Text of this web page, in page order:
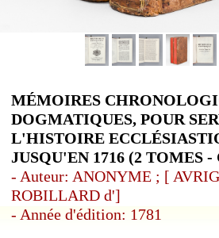
MÉMOIRES
DOGMATIQUES, POUR
L'HISTOIRE
JUSQU'EN 1716 (2 TOMES
- Auteur: ANONYME ; [
ROBILLARD d']
- Année d'édition: 1781